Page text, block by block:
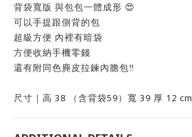
背袋寬版 與包包一體成形 😍
可以手提跟側背的包
超級方便 內裡有暗袋
方便收納手機零錢
還有附同色麂皮拉鍊內膽包‼️
尺寸｜高 38 （含背袋59）寬 39 厚 12 cm